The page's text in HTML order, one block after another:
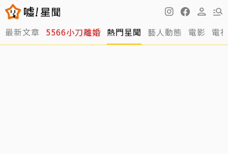
最新文章 5566小刀離婚 熱門星聞 藝人動態 電影 電